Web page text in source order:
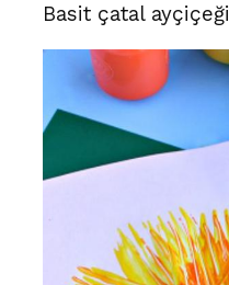
Basit çatal ayçiçeği